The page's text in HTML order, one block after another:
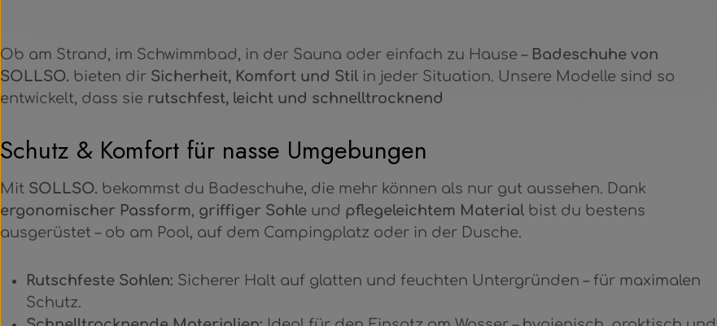
Ob am Strand, im Schwimmbad, in der Sauna oder einfach zu Hause – Badeschuhe von
SOLLSO. bieten dir Sicherheit, Komfort und Stil in jeder Situation. Unsere Modelle sind so
entwickelt, dass sie rutschfest, leicht und schnelltrocknend
Schutz & Komfort für nasse Umgebungen
Mit SOLLSO. bekommst du Badeschuhe, die mehr können als nur gut aussehen. Dank
ergonomischer Passform, griffiger Sohle und pflegeleichtem Material bist du bestens
ausgerüstet – ob am Pool, auf dem Campingplatz oder in der Dusche.
Rutschfeste Sohlen: Sicherer Halt auf glatten und feuchten Untergründen – für maximalen
Schutz.